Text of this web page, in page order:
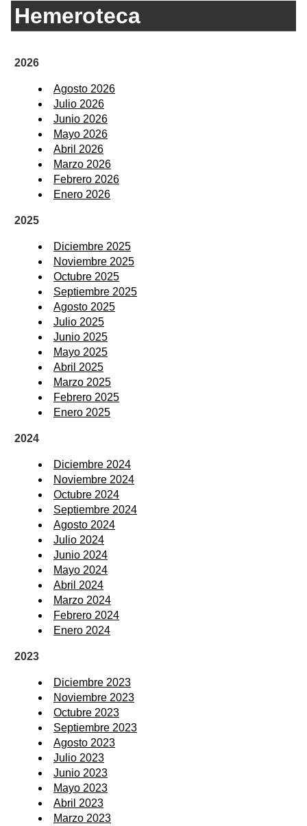
Hemeroteca
2026
Agosto 2026
Julio 2026
Junio 2026
Mayo 2026
Abril 2026
Marzo 2026
Febrero 2026
Enero 2026
2025
Diciembre 2025
Noviembre 2025
Octubre 2025
Septiembre 2025
Agosto 2025
Julio 2025
Junio 2025
Mayo 2025
Abril 2025
Marzo 2025
Febrero 2025
Enero 2025
2024
Diciembre 2024
Noviembre 2024
Octubre 2024
Septiembre 2024
Agosto 2024
Julio 2024
Junio 2024
Mayo 2024
Abril 2024
Marzo 2024
Febrero 2024
Enero 2024
2023
Diciembre 2023
Noviembre 2023
Octubre 2023
Septiembre 2023
Agosto 2023
Julio 2023
Junio 2023
Mayo 2023
Abril 2023
Marzo 2023